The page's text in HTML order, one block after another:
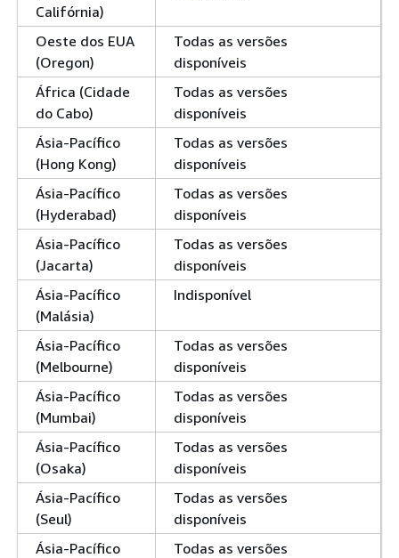
Califórnia)
Oeste dos EUA
(Oregon)
Todas as versões
disponíveis
África (Cidade
do Cabo)
Todas as versões
disponíveis
Ásia-Pacífico
(Hong Kong)
Todas as versões
disponíveis
Ásia-Pacífico
(Hyderabad)
Todas as versões
disponíveis
Ásia-Pacífico
(Jacarta)
Todas as versões
disponíveis
Ásia-Pacífico
(Malásia)
Indisponível
Ásia-Pacífico
(Melbourne)
Todas as versões
disponíveis
Ásia-Pacífico
(Mumbai)
Todas as versões
disponíveis
Ásia-Pacífico
(Osaka)
Todas as versões
disponíveis
Ásia-Pacífico
(Seul)
Todas as versões
disponíveis
Ásia-Pacífico
Todas as versões